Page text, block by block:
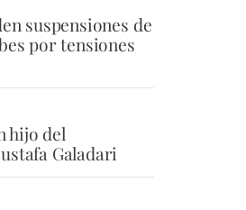
suspensiones de
por tensiones
hijo del
Galadari